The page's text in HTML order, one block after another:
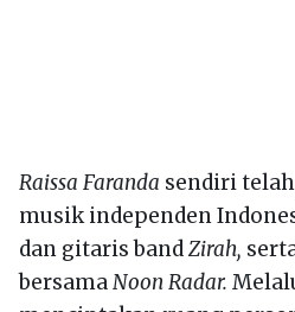
Raissa Faranda sendiri
musik independen
dan gitaris bandZirah,
bersamaNoon Radar.